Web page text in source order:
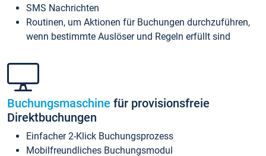
SMS Nachrichten
Routinen, um Aktionen für Buchungen durchzuführen,
wenn bestimmte Auslöser und Regeln erfüllt sind
Buchungsmaschine für provisionsfreie
Direktbuchungen
Einfacher 2-Klick Buchungsprozess
Mobilfreundliches Buchungsmodul